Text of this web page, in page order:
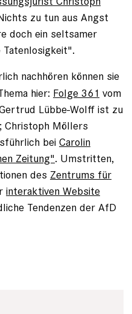
zu tun aus Angst
doch ein seltsamer
nachhören können sie
hier: Folge 361 vom
Lübbe-Wolff ist zu
; Christoph Möllers
bei Carolin
Zeitung". Umstritten,
des Zentrums für
interaktiven Website
Tendenzen der AfD